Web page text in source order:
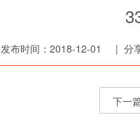
发布时间：2018-12-01 | 分
下一